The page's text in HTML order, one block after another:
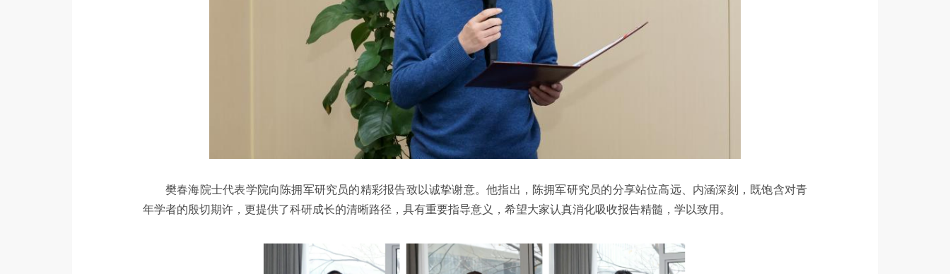
樊春海院士代表学院向陈拥军研究员的精彩报告致以诚挚谢意。他指出，陈拥军研究员的分享站位高远、内涵深刻，既饱含对青
年学者的殷切期许，更提供了科研成长的清晰路径，具有重要指导意义，希望大家认真消化吸收报告精髓，学以致用。